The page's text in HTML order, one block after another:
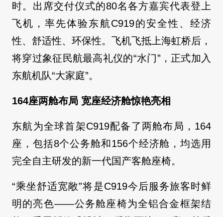
时。出席交付仪式的80名各方嘉宾代表登上
飞机，率先体验东航C919的安全性、经济
性、舒适性、环保性。飞机飞抵上海虹桥后，
将穿过象征民航最高礼仪的“水门”，正式加入
东航机队“大家庭”。
164座两舱布局 宽座经济舱惊艳亮相
东航为全球首架C919配备了两舱布局，164
座，包括8个公务舱和156个经济舱，均选用
完全自主研发的新一代国产客舱座椅。
“乘坐舒适宽敞”将是C919今后服务旅客时鲜
明的亮色——公务舱座椅为全铝合金框架结